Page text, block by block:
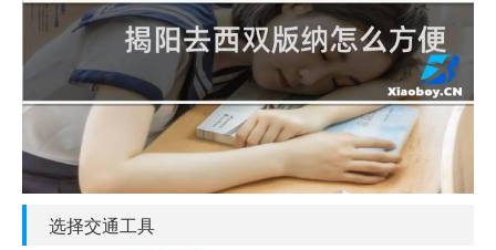
选择交通工具